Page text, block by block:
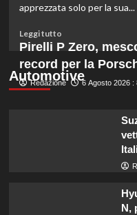
problemi
sicurezza.
apprezzata solo per la sua...
Leggi tuttoLeggi
di
su
Anguria:
Automotive
Pirelli P Zero,
record per la
Redazione 6 Agosto 2026 :
N,